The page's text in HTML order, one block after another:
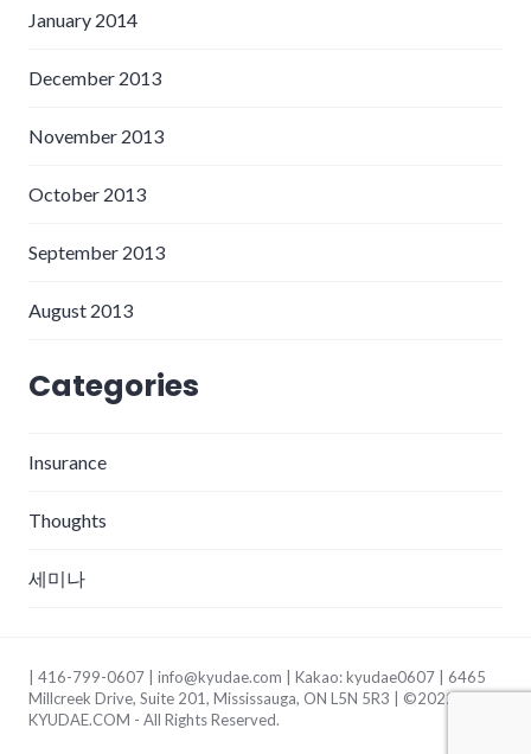
January 2014
December 2013
November 2013
October 2013
September 2013
August 2013
Categories
Insurance
Thoughts
세미나